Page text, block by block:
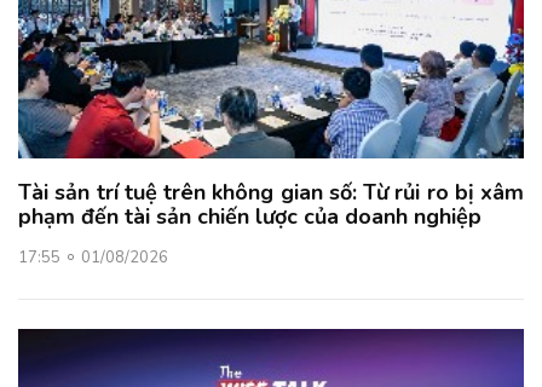
Tài sản trí tuệ trên không gian số: Từ rủi ro bị xâm
phạm đến tài sản chiến lược của doanh nghiệp
17:55 01/08/2026